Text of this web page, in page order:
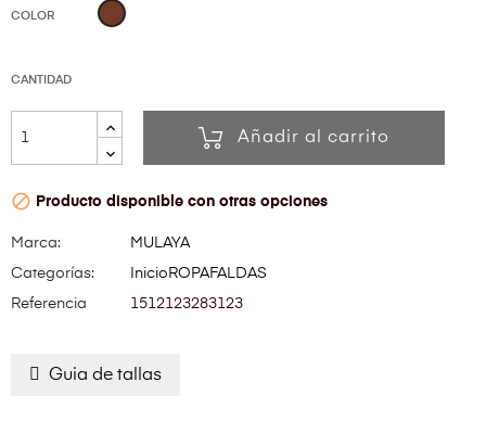
COLOR Marrón
CANTIDAD
Añadir al carrito
 Producto disponible con otras opciones
Marca:
MULAYA
Categorías:
Inicio ROPAFALDAS
Referencia
1512123283123
Guia de tallas